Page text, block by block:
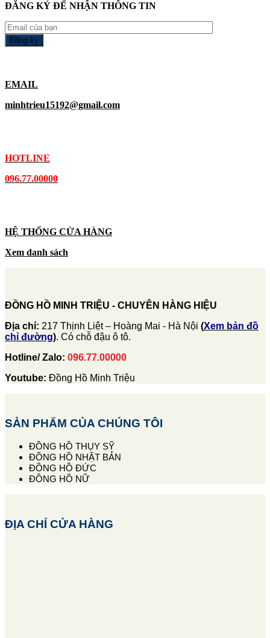
ĐĂNG KÝ ĐỂ NHẬN THÔNG TIN
EMAIL
minhtrieu15192@gmail.com
HOTLINE
096.77.00000
HỆ THỐNG CỬA HÀNG
Xem danh sách
ĐỒNG HỒ MINH TRIỆU - CHUYÊN HÀNG HIỆU
Địa chỉ: 217 Thịnh Liệt – Hoàng Mai - Hà Nội (Xem bản đồ
chỉ đường). Có chỗ đậu ô tô.
Hotline/ Zalo: 096.77.00000
Youtube: Đồng Hồ Minh Triệu
SẢN PHẨM CỦA CHÚNG TÔI
ĐỒNG HỒ THỤY SỸ
ĐỒNG HỒ NHẬT BẢN
ĐỒNG HỒ ĐỨC
ĐỒNG HỒ NỮ
ĐỊA CHỈ CỬA HÀNG